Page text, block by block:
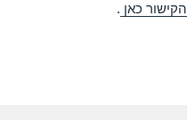
הקישור כאן .